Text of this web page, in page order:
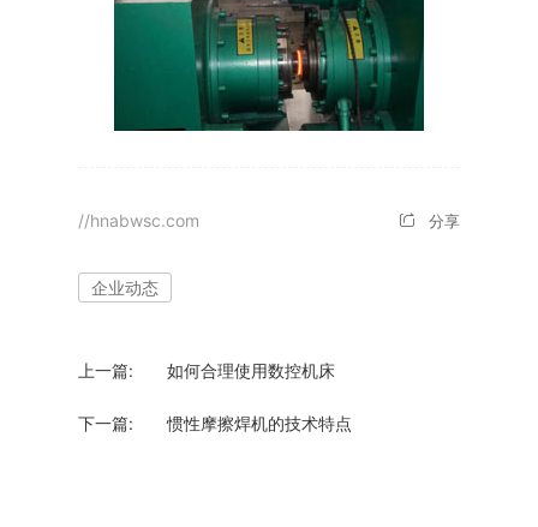
//hnabwsc.com 分享
企业动态
上一篇: 如何合理使用数控机床
下一篇: 惯性摩擦焊机的技术特点